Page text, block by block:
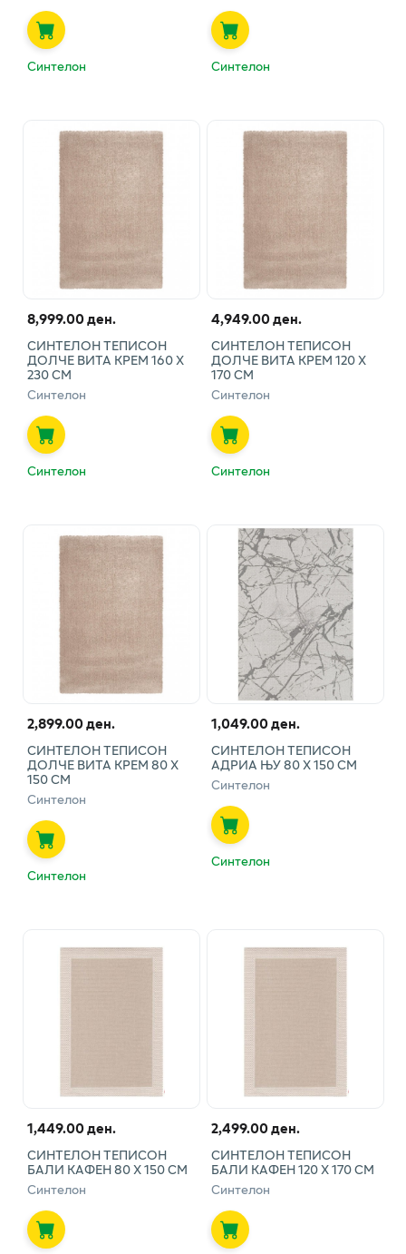
Синтелон Синтелон
8,999.00 ден.
СИНТЕЛОН ТЕПИСОН
ДОЛЧЕ ВИТА КРЕМ 160 Х
230 СМ
Синтелон
Синтелон
4,949.00 ден.
СИНТЕЛОН ТЕПИСОН
ДОЛЧЕ ВИТА КРЕМ 120 Х
170 СМ
Синтелон
Синтелон
2,899.00 ден.
СИНТЕЛОН ТЕПИСОН
ДОЛЧЕ ВИТА КРЕМ 80 Х
150 СМ
Синтелон
Синтелон
1,049.00 ден.
СИНТЕЛОН ТЕПИСОН
АДРИА ЊУ 80 Х 150 СМ
Синтелон
Синтелон
1,449.00 ден.
СИНТЕЛОН ТЕПИСОН
БАЛИ КАФЕН 80 Х 150 СМ
Синтелон
2,499.00 ден.
СИНТЕЛОН ТЕПИСОН
БАЛИ КАФЕН 120 Х 170 СМ
Синтелон